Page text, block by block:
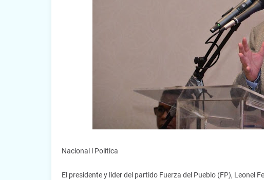
Nacional l Política
El presidente y líder del partido Fuerza del Pueblo (FP), Leonel